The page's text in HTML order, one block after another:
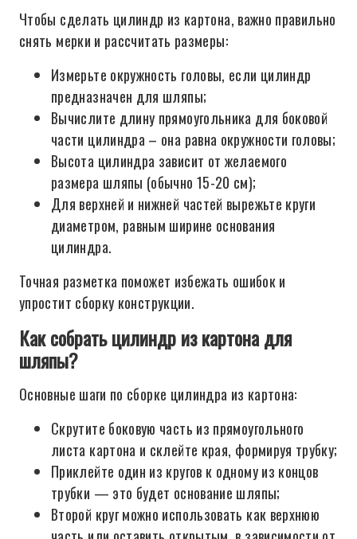
Чтобы сделать цилиндр из картона, важно правильно
снять мерки и рассчитать размеры:
Измерьте окружность головы, если цилиндр
предназначен для шляпы;
Вычислите длину прямоугольника для боковой
части цилиндра – она равна окружности головы;
Высота цилиндра зависит от желаемого
размера шляпы (обычно 15-20 см);
Для верхней и нижней частей вырежьте круги
диаметром, равным ширине основания
цилиндра.
Точная разметка поможет избежать ошибок и
упростит сборку конструкции.
Как собрать цилиндр из картона для
шляпы?
Основные шаги по сборке цилиндра из картона:
Скрутите боковую часть из прямоугольного
листа картона и склейте края, формируя трубку;
Приклейте один из кругов к одному из концов
трубки — это будет основание шляпы;
Второй круг можно использовать как верхнюю